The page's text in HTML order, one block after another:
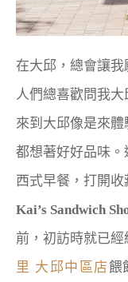
在大邱，總會讓我
人們總喜歡問我大
來到大邱像是來
都想著好好品味
西式早餐，打開
Kai’s Sandwich
前，初訪時就已
里 大邱中區店餵